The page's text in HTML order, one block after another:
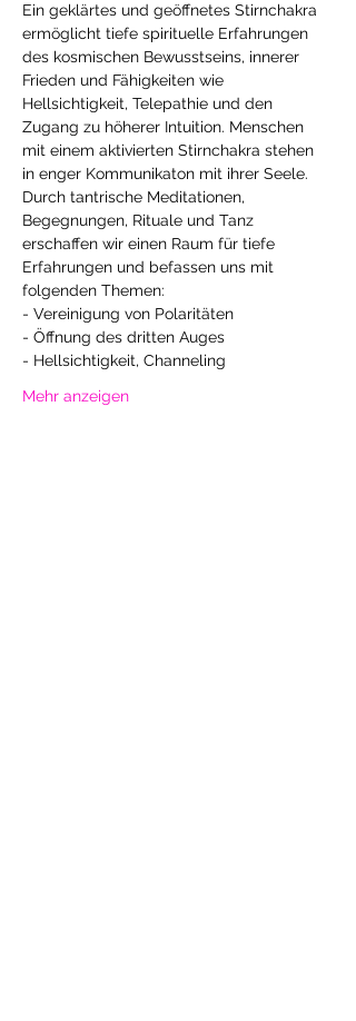
Ein geklärtes und geöffnetes Stirnchakra
ermöglicht tiefe spirituelle Erfahrungen
des kosmischen Bewusstseins, innerer
Frieden und Fähigkeiten wie
Hellsichtigkeit, Telepathie und den
Zugang zu höherer Intuition. Menschen
mit einem aktivierten Stirnchakra stehen
in enger Kommunikaton mit ihrer Seele.
Durch tantrische Meditationen,
Begegnungen, Rituale und Tanz
erschaffen wir einen Raum für tiefe
Erfahrungen und befassen uns mit
folgenden Themen:
- Vereinigung von Polaritäten
- Öffnung des dritten Auges
- Hellsichtigkeit, Channeling
Mehr anzeigen